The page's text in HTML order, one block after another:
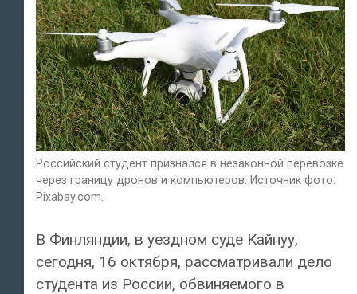
Российский студент признался в незаконной перевозке
через границу дронов и компьютеров. Источник фото:
Pixabay.com.
В Финляндии, в уездном суде Кайнуу,
сегодня, 16 октября, рассматривали дело
студента из России, обвиняемого в